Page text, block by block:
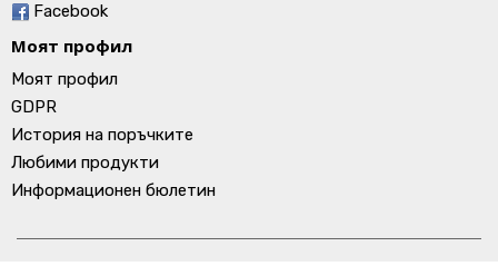
Facebook
Моят профил
Моят профил
GDPR
История на поръчките
Любими продукти
Информационен бюлетин